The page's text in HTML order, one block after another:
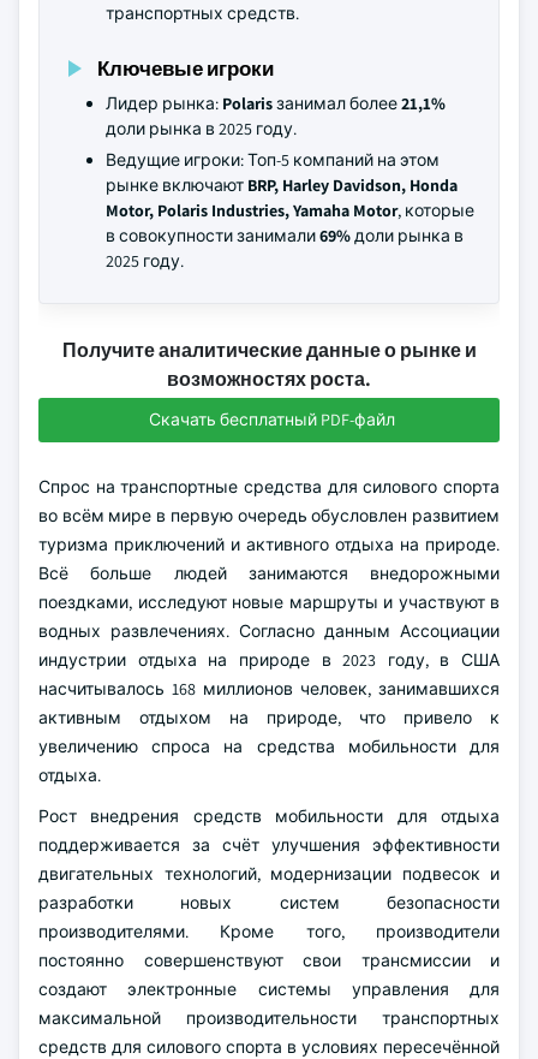
транспортных средств.
Ключевые игроки
Лидер рынка: Polarisзанимал более21,1%
доли рынка в 2025 году.
Ведущие игроки: Топ-5 компаний на этом
рынке включают BRP, Harley Davidson, Honda
Motor, Polaris Industries, Yamaha Motor, которые
в совокупности занимали69%доли рынка в
2025 году.
Получите аналитические данные о рынке и
возможностях роста.
Скачать бесплатный PDF-файл
Спрос на транспортные средства для силового спорта
во всём мире в первую очередь обусловлен развитием
туризма приключений и активного отдыха на природе.
Всё больше людей занимаются внедорожными
поездками, исследуют новые маршруты и участвуют в
водных развлечениях. Согласно данным Ассоциации
индустрии отдыха на природе в 2023 году, в США
насчитывалось 168 миллионов человек, занимавшихся
активным отдыхом на природе, что привело к
увеличению спроса на средства мобильности для
отдыха.
Рост внедрения средств мобильности для отдыха
поддерживается за счёт улучшения эффективности
двигательных технологий, модернизации подвесок и
разработки новых систем безопасности
производителями. Кроме того, производители
постоянно совершенствуют свои трансмиссии и
создают электронные системы управления для
максимальной производительности транспортных
средств для силового спорта в условиях пересечённой